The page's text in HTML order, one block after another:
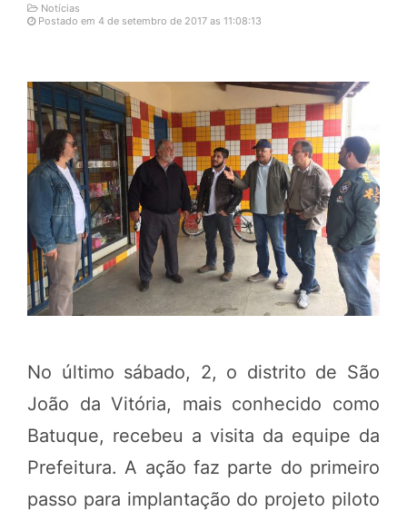
Notícias
Postado em 4 de setembro de 2017 as 11:08:13
No último sábado, 2, o distrito de São
João da Vitória, mais conhecido como
Batuque, recebeu a visita da equipe da
Prefeitura. A ação faz parte do primeiro
passo para implantação do projeto piloto